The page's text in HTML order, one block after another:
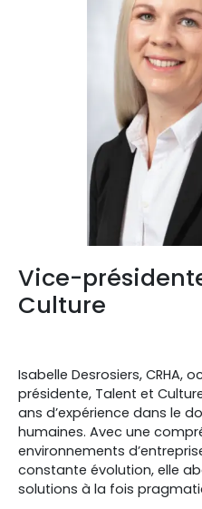
Vice-
Culture
Isabelle Desrosiers, CRHA,
présidente, Talent et
ans d’expérience dans le
humaines. Avec une
environnements
constante évolution, elle
solutions à la fois